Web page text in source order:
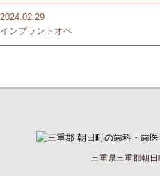
2024.02.29
インプラントオペ
三重県三重郡朝